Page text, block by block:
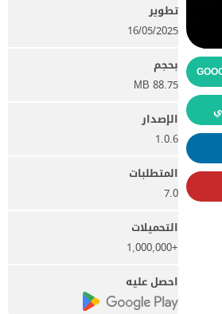
تطوير
16/05/2025
بحجم
88.75 MB
الإصدار
1.0.6
المتطلبات
7.0
التحميلات
+1,000,000
احصل عليه